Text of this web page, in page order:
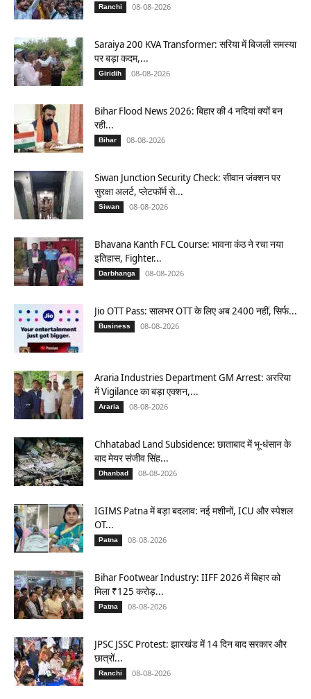
Ranchi 08-08-2026
Saraiya 200 KVA Transformer: सरिया में बिजली समस्या
पर बड़ा कदम,...
Giridih 08-08-2026
Bihar Flood News 2026: बिहार की 4 नदियां क्यों बन
रही...
Bihar 08-08-2026
Siwan Junction Security Check: सीवान जंक्शन पर
सुरक्षा अलर्ट, प्लेटफॉर्म से...
Siwan 08-08-2026
Bhavana Kanth FCL Course: भावना कंठ ने रचा नया
इतिहास, Fighter...
Darbhanga 08-08-2026
Jio OTT Pass: सालभर OTT के लिए अब 2400 नहीं, सिर्फ...
Business 08-08-2026
Araria Industries Department GM Arrest: अररिया
में Vigilance का बड़ा एक्शन,...
Araria 08-08-2026
Chhatabad Land Subsidence: छाताबाद में भू-धंसान के
बाद मेयर संजीव सिंह...
Dhanbad 08-08-2026
IGIMS Patna में बड़ा बदलाव: नई मशीनों, ICU और स्पेशल
OT...
Patna 08-08-2026
Bihar Footwear Industry: IIFF 2026 में बिहार को
मिला ₹125 करोड़...
Patna 08-08-2026
JPSC JSSC Protest: झारखंड में 14 दिन बाद सरकार और
छात्रों...
Ranchi 08-08-2026